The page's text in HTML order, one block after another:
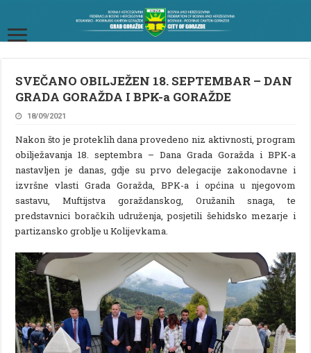
SVEČANO OBILJEŽEN 18. SEPTEMBAR – DAN
GRADA GORAŽDA I BPK-a GORAŽDE
18/09/2021
Nakon što je proteklih dana provedeno niz aktivnosti, program
obilježavanja 18. septembra – Dana Grada Goražda i BPK-a
nastavljen je danas, gdje su prvo delegacije zakonodavne i
izvršne vlasti Grada Goražda, BPK-a i općina u njegovom
sastavu, Muftijstva goraždanskog, Oružanih snaga, te
predstavnici boračkih udruženja, posjetili šehidsko mezarje i
partizansko groblje u Kolijevkama.